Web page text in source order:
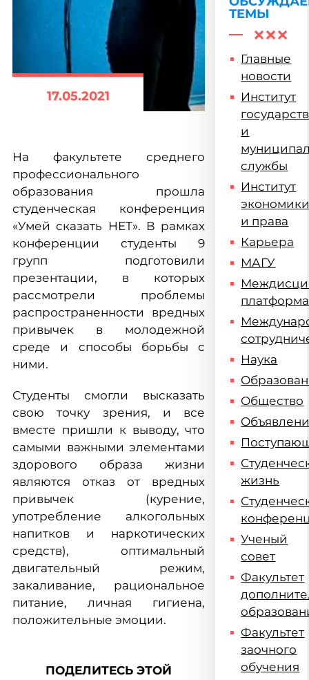
17.05.2021
На факультете среднего
профессионального
образования прошла
студенческая конференция
«Умей сказать НЕТ». В рамках
конференции студенты 9
групп подготовили
презентации, в которых
рассмотрели проблемы
распространенности вредных
привычек в молодежной
среде и способы борьбы с
ними.
Студенты смогли высказать
свою точку зрения, и все
вместе пришли к выводу, что
самыми важными элементами
здорового образа жизни
являются отказ от вредных
привычек (курение,
употребление алкогольных
напитков и наркотических
средств), оптимальный
двигательный режим,
закаливание, рациональное
питание, личная гигиена,
положительные эмоции.
ПОДЕЛИТЕСЬ ЭТОЙ
ТЕМЫ
Главные
новости
Институт
и
службы
Институт
и права
Карьера
МАГУ
платформа
Наука
Общество
жизнь
Ученый
совет
Факультет
Факультет
заочного
обучения